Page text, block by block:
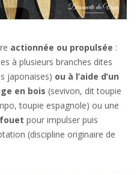
actionnée ou propulsée :
à plusieurs branches dites
japonaises) ou à l’aide d’un
en bois (sevivon, dit toupie
toupie espagnole) ou une
pour impulser puis
(discipline originaire de